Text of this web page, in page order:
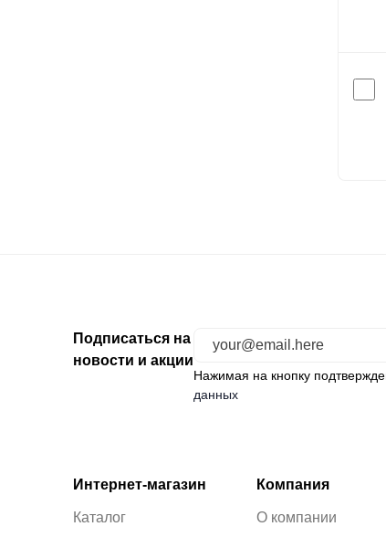
Подписаться на
новости и акции
Нажимая на кнопку
данных
Интернет-магазин
Каталог
Компания
О компании